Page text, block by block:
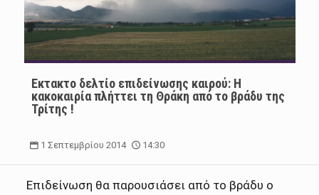
Εκτακτο δελτίο επιδείνωσης καιρού: Η
κακοκαιρία πλήττει τη Θράκη από το βράδυ της
Τρίτης !
1 Σεπτεμβρίου 2014 14:30
Επιδείνωση θα παρουσιάσει από το βράδυ ο